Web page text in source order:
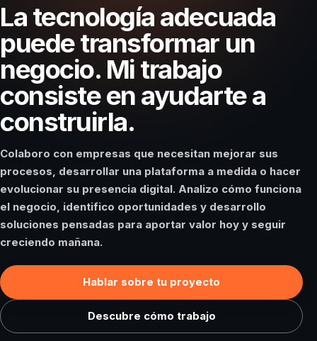
La tecnología adecuada
puede transformar un
negocio. Mi trabajo
consiste en ayudarte a
construirla.
Colaboro con empresas que necesitan mejorar sus
procesos, desarrollar una plataforma a medida o hacer
evolucionar su presencia digital. Analizo cómo funciona
el negocio, identifico oportunidades y desarrollo
soluciones pensadas para aportar valor hoy y seguir
creciendo mañana.
Hablar sobre tu proyecto
Descubre cómo trabajo